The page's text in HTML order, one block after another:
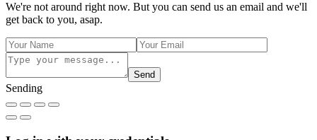
We're not around right now. But you can send us an email and we'll
get back to you, asap.
Send
Sending